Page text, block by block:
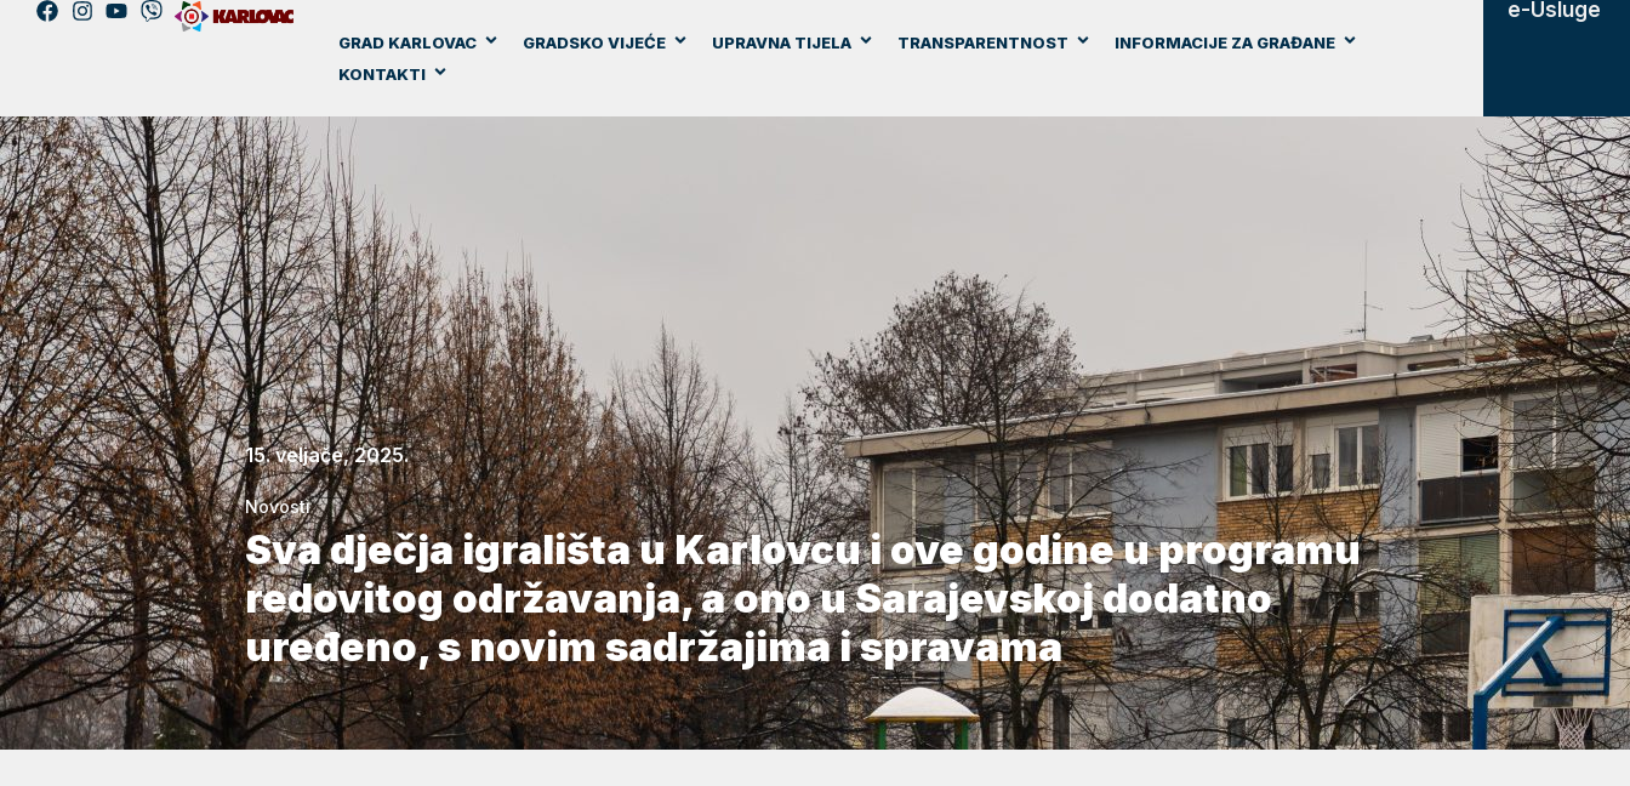
GRAD KARLOVAC GRADSKO VIJEĆE UPRAVNA TIJELA TRANSPARENTNOST
INFORMACIJE ZA GRAĐANE
KONTAKTI
e-Usluge
15. veljače, 2025.
Novosti
Sva dječja igrališta u Karlovcu i ove godine u programu
redovitog održavanja, a ono u Sarajevskoj dodatno
uređeno, s novim sadržajima i spravama